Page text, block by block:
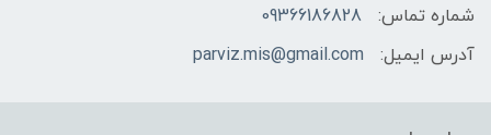
شماره تماس:
09366186828
آدرس ایمیل:
parviz.mis@gmail.com